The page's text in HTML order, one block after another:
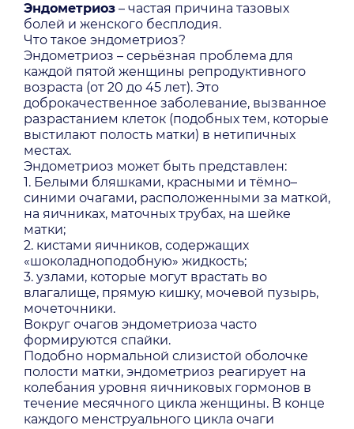
Эндометриоз – частая причина тазовых
болей и женского бесплодия.
Что такое эндометриоз?
Эндометриоз – серьёзная проблема для
каждой пятой женщины репродуктивного
возраста (от 20 до 45 лет). Это
доброкачественное заболевание, вызванное
разрастанием клеток (подобных тем, которые
выстилают полость матки) в нетипичных
местах.
Эндометриоз может быть представлен:
1. Белыми бляшками, красными и тёмно–
синими очагами, расположенными за маткой,
на яичниках, маточных трубах, на шейке
матки;
2. кистами яичников, содержащих
«шоколадноподобную» жидкость;
3. узлами, которые могут врастать во
влагалище, прямую кишку, мочевой пузырь,
мочеточники.
Вокруг очагов эндометриоза часто
формируются спайки.
Подобно нормальной слизистой оболочке
полости матки, эндометриоз реагирует на
колебания уровня яичниковых гормонов в
течение месячного цикла женщины. В конце
каждого менструального цикла очаги